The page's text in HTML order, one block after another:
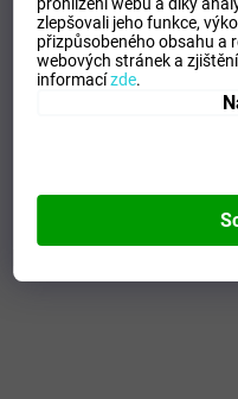
zlepšovali jeho funkce,
přizpůsobeného obsahu a
webových stránek a
informacízde.
Velikost:
XS
Pohlaví:
Ženy
Kategorie